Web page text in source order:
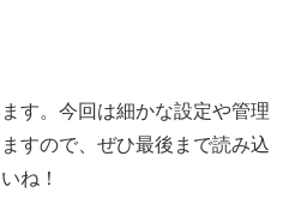
す。今回は細かな設定や管理
すので、ぜひ最後まで読み込
ね！